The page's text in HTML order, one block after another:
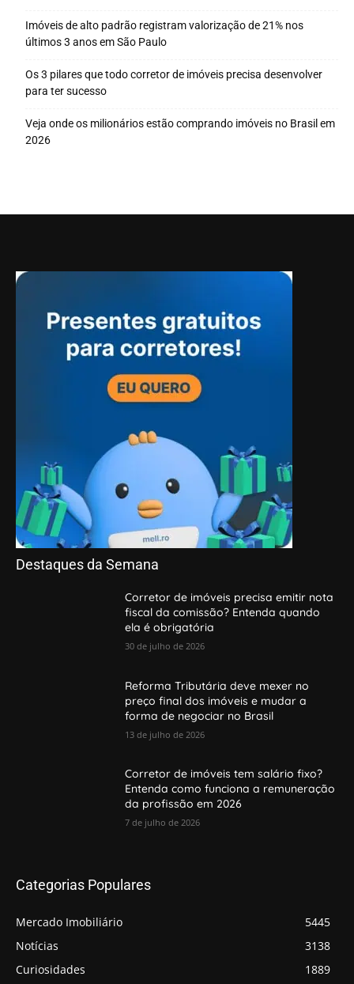
Imóveis de alto padrão registram valorização de 21% nos
últimos 3 anos em São Paulo
Os 3 pilares que todo corretor de imóveis precisa desenvolver
para ter sucesso
Veja onde os milionários estão comprando imóveis no Brasil em
2026
Destaques da Semana
Corretor de imóveis precisa emitir nota
fiscal da comissão? Entenda quando
ela é obrigatória
30 de julho de 2026
Reforma Tributária deve mexer no
preço final dos imóveis e mudar a
forma de negociar no Brasil
13 de julho de 2026
Corretor de imóveis tem salário fixo?
Entenda como funciona a remuneração
da profissão em 2026
7 de julho de 2026
Categorias Populares
Mercado Imobiliário
5445
Notícias
3138
Curiosidades
1889